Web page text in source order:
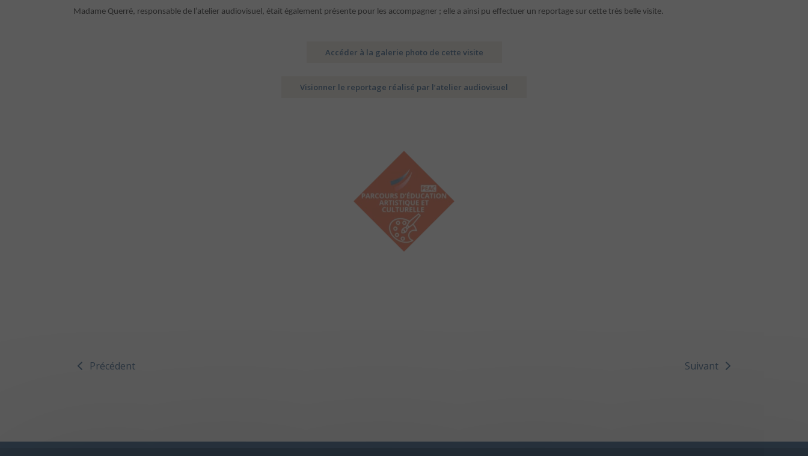
Madame Querré, responsable de l’atelier audiovisuel, était également présente pour les accompagner ; elle a ainsi pu effectuer un reportage sur cette très belle visite.
Accéder à la galerie photo de cette visite
Visionner le reportage réalisé par l’atelier audiovisuel
Précédent Suivant